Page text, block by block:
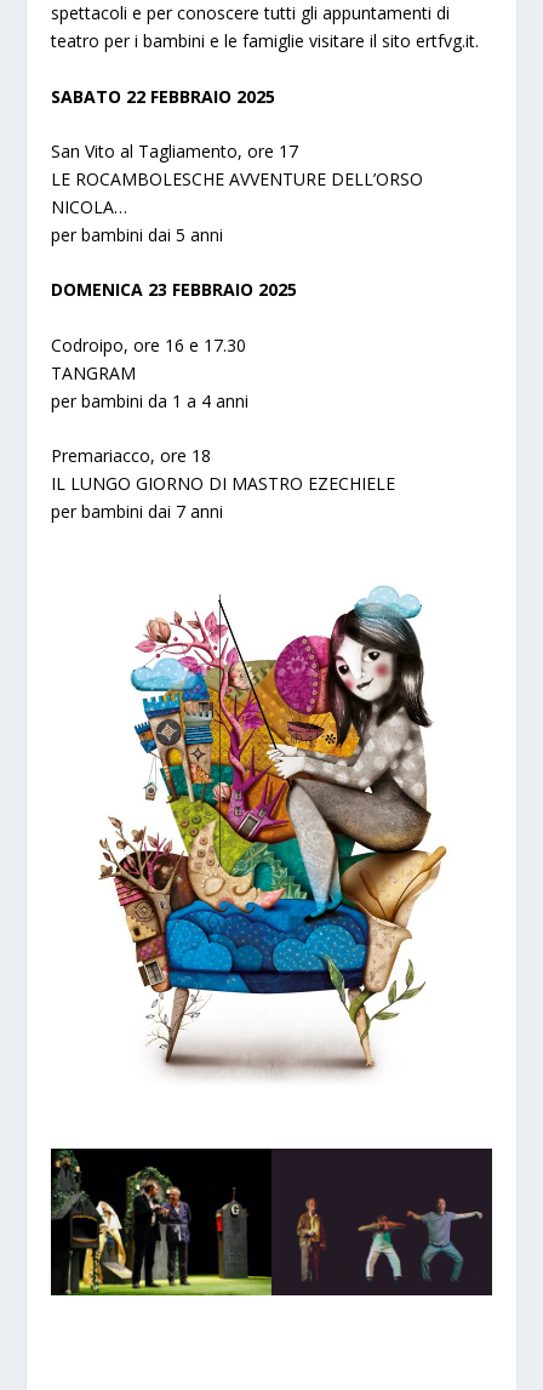
spettacoli e per conoscere tutti gli appuntamenti di
teatro per i bambini e le famiglie visitare il sito ertfvg.it.
SABATO 22 FEBBRAIO 2025
San Vito al Tagliamento, ore 17
LE ROCAMBOLESCHE AVVENTURE DELL’ORSO
NICOLA…
per bambini dai 5 anni
DOMENICA 23 FEBBRAIO 2025
Codroipo, ore 16 e 17.30
TANGRAM
per bambini da 1 a 4 anni
Premariacco, ore 18
IL LUNGO GIORNO DI MASTRO EZECHIELE
per bambini dai 7 anni